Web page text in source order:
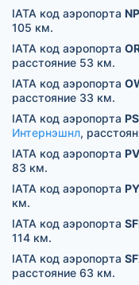
IATA код аэропорта
105 км.
IATA код аэропорта
расстояние 53 км.
IATA код аэропорта
расстояние 33 км.
IATA код аэропорта
Интернэшнл,
IATA код аэропорта
83 км.
IATA код аэропорта
км.
IATA код аэропорта
114 км.
IATA код аэропорта
расстояние 63 км.